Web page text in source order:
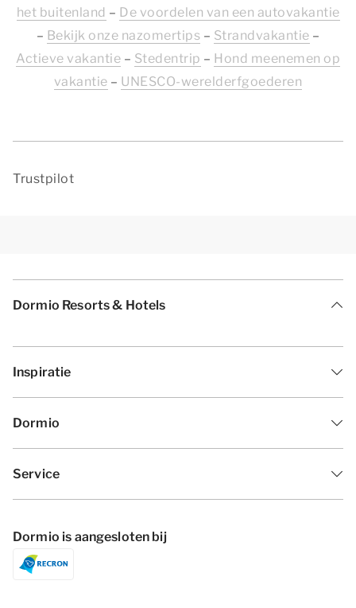
het buitenland – De voordelen van een autovakantie
– Bekijk onze nazomertips – Strandvakantie –
Actieve vakantie – Stedentrip – Hond meenemen op
vakantie – UNESCO-werelderfgoederen
Trustpilot
Dormio Resorts & Hotels
Inspiratie
Dormio
Service
Dormio is aangesloten bij